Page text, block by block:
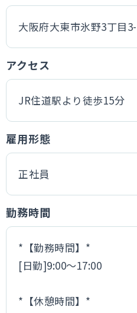
大阪府大東市氷野3丁目
アクセス
JR住道駅より徒歩15分
雇用形態
正社員
勤務時間
*【勤務時間】*
[日勤]9:00～17:00
*【休憩時間】*